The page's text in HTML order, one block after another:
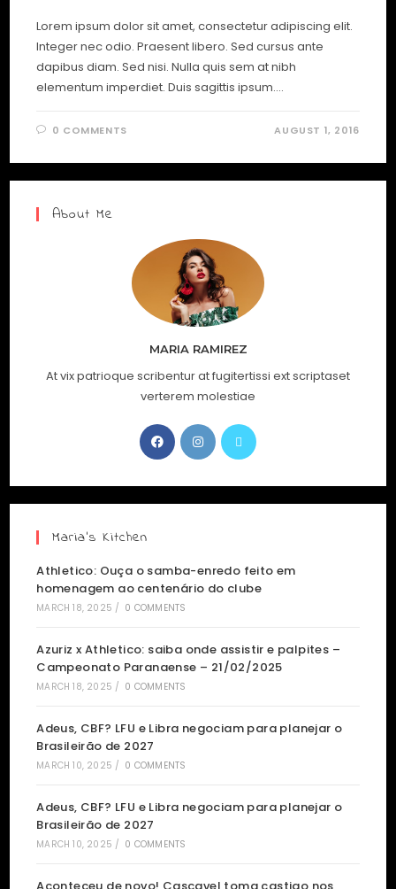
Lorem ipsum dolor sit amet, consectetur adipiscing elit.
Integer nec odio. Praesent libero. Sed cursus ante
dapibus diam. Sed nisi. Nulla quis sem at nibh
elementum imperdiet. Duis sagittis ipsum.…
0 COMMENTS AUGUST 1, 2016
About Me
MARIA RAMIREZ
At vix patrioque scribentur at fugitertissi ext scriptaset
verterem molestiae
Maria’s Kitchen
Athletico: Ouça o samba-enredo feito em
homenagem ao centenário do clube
MARCH 18, 2025 / 0 COMMENTS
Azuriz x Athletico: saiba onde assistir e palpites –
Campeonato Paranaense – 21/02/2025
MARCH 18, 2025 / 0 COMMENTS
Adeus, CBF? LFU e Libra negociam para planejar o
Brasileirão de 2027
MARCH 10, 2025 / 0 COMMENTS
Adeus, CBF? LFU e Libra negociam para planejar o
Brasileirão de 2027
MARCH 10, 2025 / 0 COMMENTS